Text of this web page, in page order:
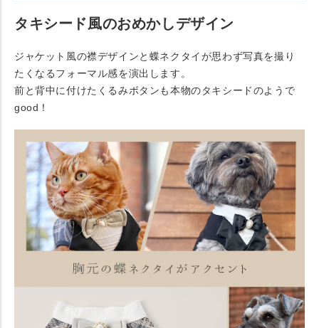
タキシード風のおめかしデザイン
ジャケット風の襟デザインと蝶ネクタイが思わず写真を撮り
たくなるフォーマル感を演出します。
前と背中に付けたくるみボタンも本物のタキシードのようで
good！